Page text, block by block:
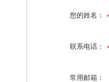
您的姓名：
联系电话：
常用邮箱：